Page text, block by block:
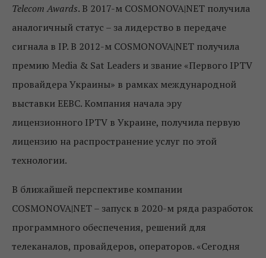
Telecom Awards. В 2017-м COSMONOVA|NET получила
аналогичный статус – за лидерство в передаче
сигнала в IP. В 2012-м COSMONOVA|NET получила
премию Media & Sat Leaders и звание «Первого IPTV
провайдера Украины» в рамках международной
выставки EEBC. Компания начала эру
лицензионного IPTV в Украине, получила первую
лицензию на распространение услуг по этой
технологии.
В ближайшей перспективе компании
COSMONOVA|NET – запуск в 2020-м ряда разработок
программного обеспечения, решений для
телеканалов, провайдеров, операторов. «Сегодня